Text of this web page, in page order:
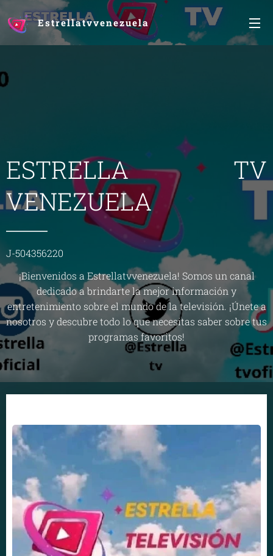
Estrellatvvenezuela
ESTRELLA TV
VENEZUELA
J-504356220
¡Bienvenidos a Estrellatvvenezuela! Somos un canal
dedicado a brindarte la mejor información y
entretenimiento sobre el mundo de la televisión. ¡Únete a
nosotros y descubre todo lo que necesitas saber sobre tus
programas favoritos!